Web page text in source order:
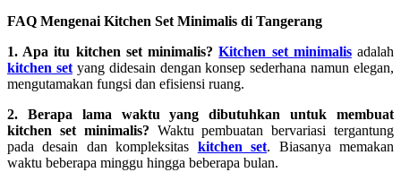
FAQ Mengenai Kitchen Set Minimalis di Tangerang
1. Apa itu kitchen set minimalis? Kitchen set minimalisadalah
kitchen setyang didesain dengan konsep sederhana namun elegan,
mengutamakan fungsi dan efisiensi ruang.
2. Berapa lama waktu yang dibutuhkan untuk membuat
kitchen set minimalis? Waktu pembuatan bervariasi tergantung
pada desain dan kompleksitas kitchen set. Biasanya memakan
waktu beberapa minggu hingga beberapa bulan.